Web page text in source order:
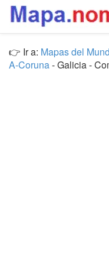
👉 Ir a: Mapas del
A-Coruna- Galicia -